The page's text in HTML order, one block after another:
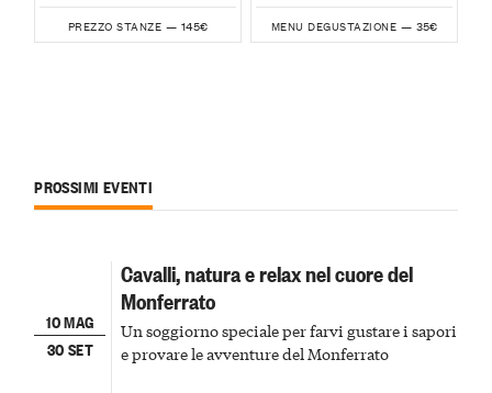
PREZZO STANZE — 145€ MENU DEGUSTAZIONE — 35€
PROSSIMI EVENTI
10 MAG
30 SET
Cavalli, natura e relax nel cuore del
Monferrato
Un soggiorno speciale per farvi gustare i sapori
e provare le avventure del Monferrato